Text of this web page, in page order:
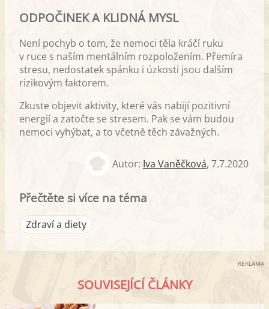
ODPOČINEK A KLIDNÁ MYSL
Není pochyb o tom, že nemoci těla kráčí ruku
v ruce s naším mentálním rozpoložením. Přemíra
stresu, nedostatek spánku i úzkosti jsou dalším
rizikovým faktorem.
Zkuste objevit aktivity, které vás nabijí pozitivní
energií a zatočte se stresem. Pak se vám budou
nemoci vyhýbat, a to včetně těch závažných.
Autor: Iva Vaněčková,7.7.2020
Přečtěte si více na téma
Zdraví a diety
REKLAMA
SOUVISEJÍCÍ ČLÁNKY